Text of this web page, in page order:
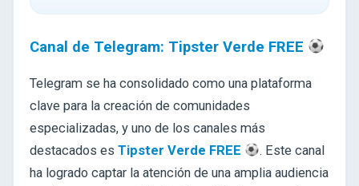
Canal de Telegram: Tipster Verde FREE
Telegram se ha consolidado como una plataforma
clave para la creación de comunidades
especializadas, y uno de los canales más
destacados es Tipster Verde FREE
. Este canal
ha logrado captar la atención de una amplia audiencia